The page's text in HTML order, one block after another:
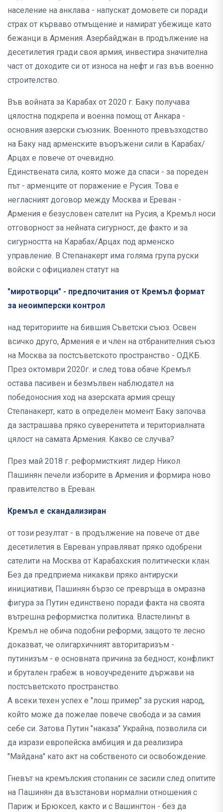
население на анклава - напускат домовете си поради
страх от кърваво отмъщение и намират убежище като
бежанци в Армения. Азербайджан в продължение на
десетилетия гради своя армия, инвестира значителна
част от доходите си от износа на нефт и газ във военно
строителство.
Във войната за Карабах от 2020 г. Баку получава
цялостна подкрепа и военна помощ от Анкара -
основния азерски съюзник. Военното превъзходство
на Баку над арменските въоръжени сили в Карабах/
Арцах е повече от очевидно.
Единствената сила, която може да спаси - за пореден
път - арменците от поражение е Русия. Това е
негласният договор между Москва и Ереван -
Армения е безусловен сателит на Русия, а Кремъл носи
отговорност за нейната сигурност, де факто и за
сигурността на Карабах/Арцах под арменско
управление. В Степанакерт има голяма група руски
войски с официален статут на
"миротворци" - предпочитания от Кремъл формат
за неоимперски контрол
над териториите на бившия Съветски съюз. Освен
всичко друго, Армения е и член на отбранителния съюз
на Москва за постсъветското пространство - ОДКБ.
През октомври 2020г. и след това обаче Кремъл
остава пасивен и безмълвен наблюдател на
победоносния ход на азерската армия срещу
Степанакерт, като в определен момент Баку започва
да застрашава пряко суверенитета и териториалната
цялост на самата Армения. Какво се случва?
През май 2018 г. реформисткият лидер Никол
Пашинян печели изборите в Армения и формира ново
правителство в Ереван.
Кремъл е скандализиран
от този резултат - в продължение на повече от две
десетилетия в Евреван управляват пряко одобрени
сателити на Москва от Карабахския политически клан.
Без да предприема никакви пряко антируски
инициативи, Пашинян бързо се превръща в омразна
фигура за Путин единствено поради факта на своята
вътрешна реформистка политика. Властелинът в
Кремъл не обича подобни реформи, защото те лесно
доказват, че олигархичният авторитаризъм -
путинизъм - е основната причина за бедност, конфликт
и брутален грабеж в новоучредените държави на
постсъветското пространство.
А всеки техен успех е "лош пример" за руския народ,
който може да пожелае повече свобода и за самия
себе си. Затова Путин "наказа" Украйна, позволила си
да изрази европейска амбиция и да реализира
"Майдана" като акт на собственото си освобождение.
Гневът на кремълския стопанин се засили след опитите
на Пашинян да възстанови нормални отношения с
Париж и Брюксел, както и с Вашингтон - без да